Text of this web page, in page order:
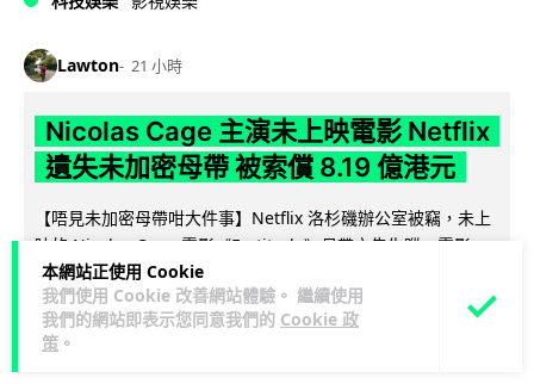
本網站正使用 Cookie
我們使用 Cookie 改善網站體驗。 繼續使用
我們的網站即表示您同意我們的 Cookie 政
策 。
Lawton 21 小時
Nicolas Cage 主演未上映電影 Netflix
遺失未加密母帶 被索償 8.19 億港元
【唔見未加密母帶咁大件事】Netflix 洛杉磯辦公室被竊，未上
映的 Nicolas Cage 電影《Fortitude》母帶亦告失蹤。電影...
閱讀全文
164 8↗ 分享